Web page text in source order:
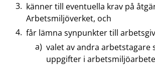
känner till eventuella krav på
Arbetsmiljöverket, och
får lämna synpunkter till
valet av andra arbetstagare
uppgifter i